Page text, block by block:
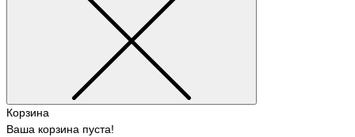
Корзина
Ваша корзина пуста!